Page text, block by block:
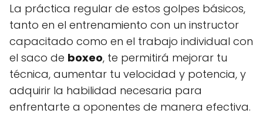
La práctica regular de estos golpes básicos,
tanto en el entrenamiento con un instructor
capacitado como en el trabajo individual con
el saco de boxeo, te permitirá mejorar tu
técnica, aumentar tu velocidad y potencia, y
adquirir la habilidad necesaria para
enfrentarte a oponentes de manera efectiva.